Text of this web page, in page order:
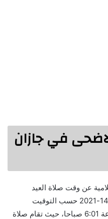
في جازان
عن وقت صلاة العيد
الأضحى المبارك في جازان لعام 1442-2021 حسب التوقيت
المحلي لمدينة جازان في تمام الساعة 6:01 صباحا، حيث تقام صلاة